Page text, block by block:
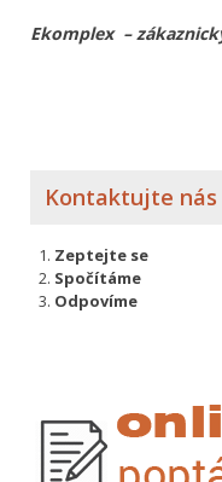
Ekomplex –
Kontaktujte nás
Zeptejte se
Spočítáme
Odpovíme